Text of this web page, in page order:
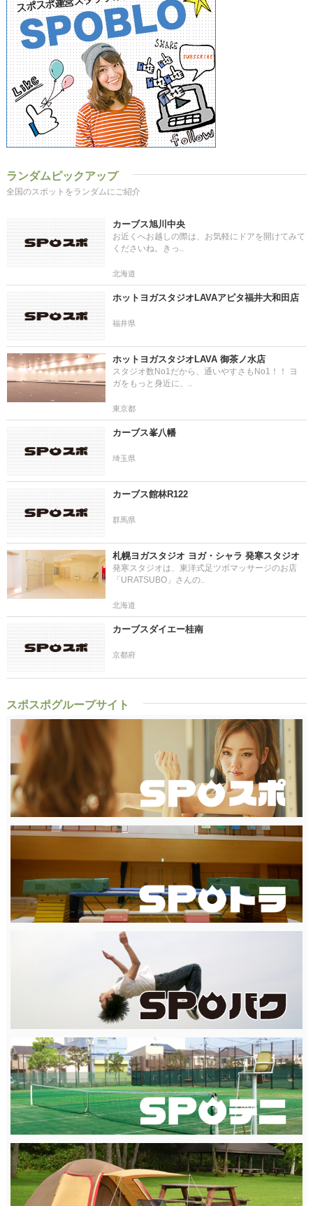
ランダムピックアップ
全国のスポットをランダムにご紹介
カーブス旭川中央
お近くへお越しの際は、お気軽にドアを開けてみて
くださいね。きっ..
北海道
ホットヨガスタジオLAVAアピタ福井大和田店
福井県
ホットヨガスタジオLAVA 御茶ノ水店
スタジオ数No1だから、通いやすさもNo1！！ ヨ
ガをもっと身近に、..
東京都
カーブス峯八幡
埼玉県
カーブス館林R122
群馬県
札幌ヨガスタジオ ヨガ・シャラ 発寒スタジオ
発寒スタジオは、東洋式足ツボマッサージのお店
「URATSUBO」さんの..
北海道
カーブスダイエー桂南
京都府
スポスポグループサイト